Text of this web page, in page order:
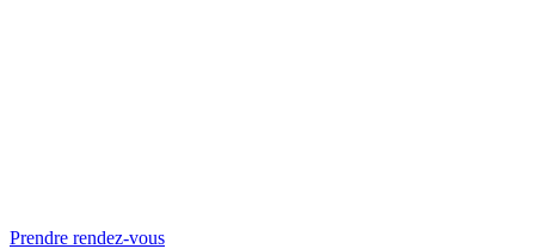
Prendre rendez-vous